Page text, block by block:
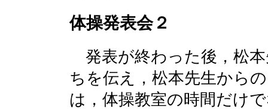
体操発表会２
発表が終わった後，松
ちを伝え，松本先生から
は，体操教室の時間だけ